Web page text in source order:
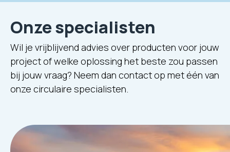
Onze specialisten
Wil je vrijblijvend advies over producten voor jouw
project of welke oplossing het beste zou passen
bij jouw vraag? Neem dan contact op met één van
onze circulaire specialisten.